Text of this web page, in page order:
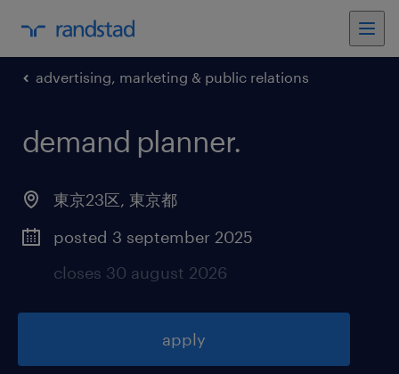
advertising, marketing & public relations
demand planner.
東京23区, 東京都
posted 3 september 2025
closes 30 august 2026
apply